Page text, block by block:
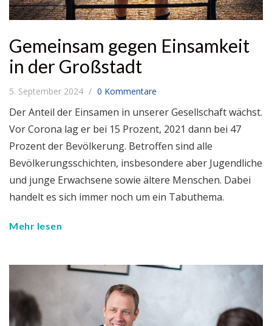
Gemeinsam gegen Einsamkeit
in der Großstadt
5. September 2024 0 Kommentare
Der Anteil der Einsamen in unserer Gesellschaft wächst.
Vor Corona lag er bei 15 Prozent, 2021 dann bei 47
Prozent der Bevölkerung. Betroffen sind alle
Bevölkerungsschichten, insbesondere aber Jugendliche
und junge Erwachsene sowie ältere Menschen. Dabei
handelt es sich immer noch um ein Tabuthema.
Mehr lesen